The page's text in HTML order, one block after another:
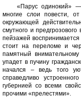
«Парус одинокий»
многие слои повести,
окружающей
смутного и
пейзажей
стоит на переломе и
памятный
упадет в пучину
начался – ведь того
справедливо
губернией со всеми
прочими «прелестями».